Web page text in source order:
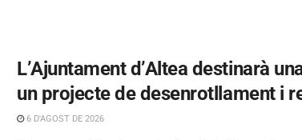
L’Ajuntament d’Altea destinarà
un projecte de desenrotllament i
6 D'AGOST DE 2026